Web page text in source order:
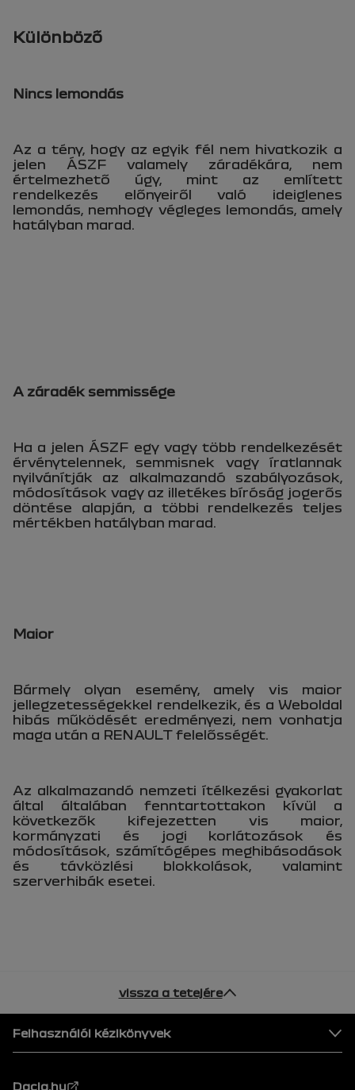
Különböző
Nincs lemondás
Az a tény, hogy az egyik fél nem hivatkozik a
jelen ÁSZF valamely záradékára, nem
értelmezhető úgy, mint az említett
rendelkezés előnyeiről való ideiglenes
lemondás, nemhogy végleges lemondás, amely
hatályban marad.
A záradék semmissége
Ha a jelen ÁSZF egy vagy több rendelkezését
érvénytelennek, semmisnek vagy íratlannak
nyilvánítják az alkalmazandó szabályozások,
módosítások vagy az illetékes bíróság jogerős
döntése alapján, a többi rendelkezés teljes
mértékben hatályban marad.
Maior
Bármely olyan esemény, amely vis maior
jellegzetességekkel rendelkezik, és a Weboldal
hibás működését eredményezi, nem vonhatja
maga után a RENAULT felelősségét.
Az alkalmazandó nemzeti ítélkezési gyakorlat
által általában fenntartottakon kívül a
következők kifejezetten vis maior,
kormányzati és jogi korlátozások és
módosítások, számítógépes meghibásodások
és távközlési blokkolások, valamint
szerverhibák esetei.
vissza a tetejére
Lábléc
Felhasználói kézikönyvek
Dacia.hu